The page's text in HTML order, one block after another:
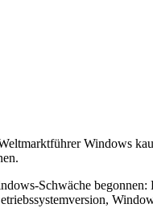
Windows
Schwäche